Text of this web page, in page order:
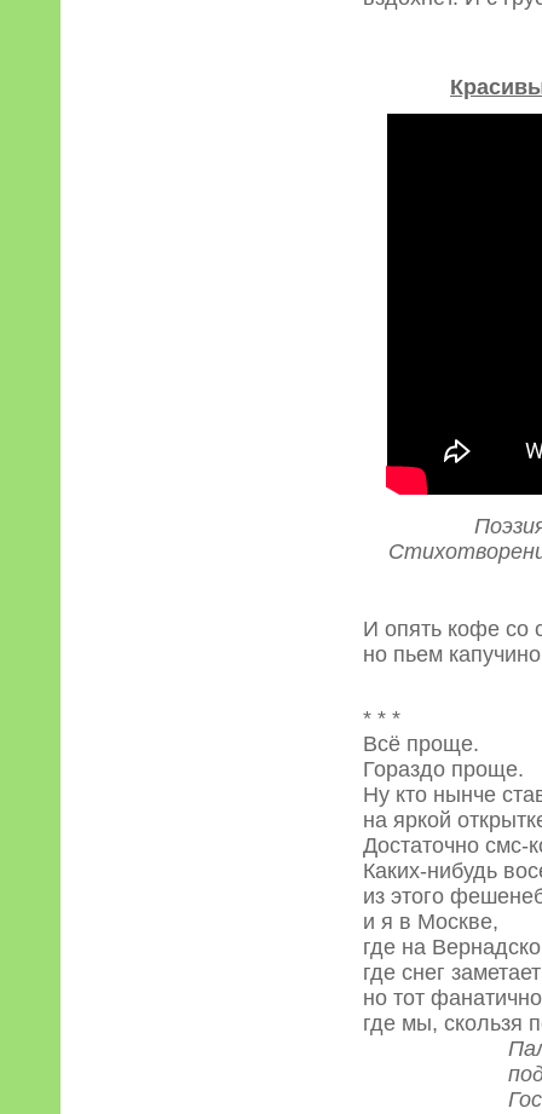
И опять кофе со
но пьем
* * *
Всё проще.
Гораздо проще.
Ну кто нынче
на яркой
Достаточно смс-
Каких-нибудь
из этого
и я в Москве,
где на
где снег
но тот
где мы, скользя
Палящим
под
Господи,